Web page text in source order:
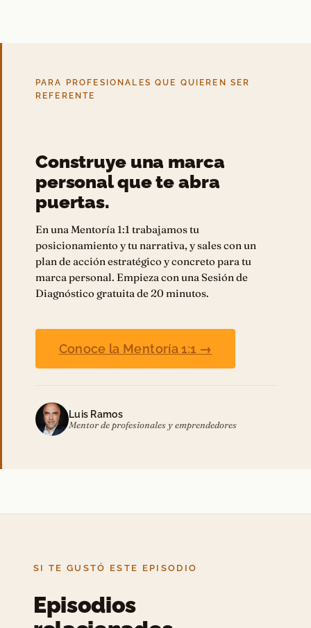
PARA PROFESIONALES QUE QUIEREN SER
REFERENTE
Construye una marca
personal que te abra
puertas.
En una Mentoría 1:1 trabajamos tu
posicionamiento y tu narrativa, y sales con un
plan de acción estratégico y concreto para tu
marca personal. Empieza con una Sesión de
Diagnóstico gratuita de 20 minutos.
Conoce la Mentoría 1:1 →
Luis Ramos
Mentor de profesionales y emprendedores
SI TE GUSTÓ ESTE EPISODIO
Episodios